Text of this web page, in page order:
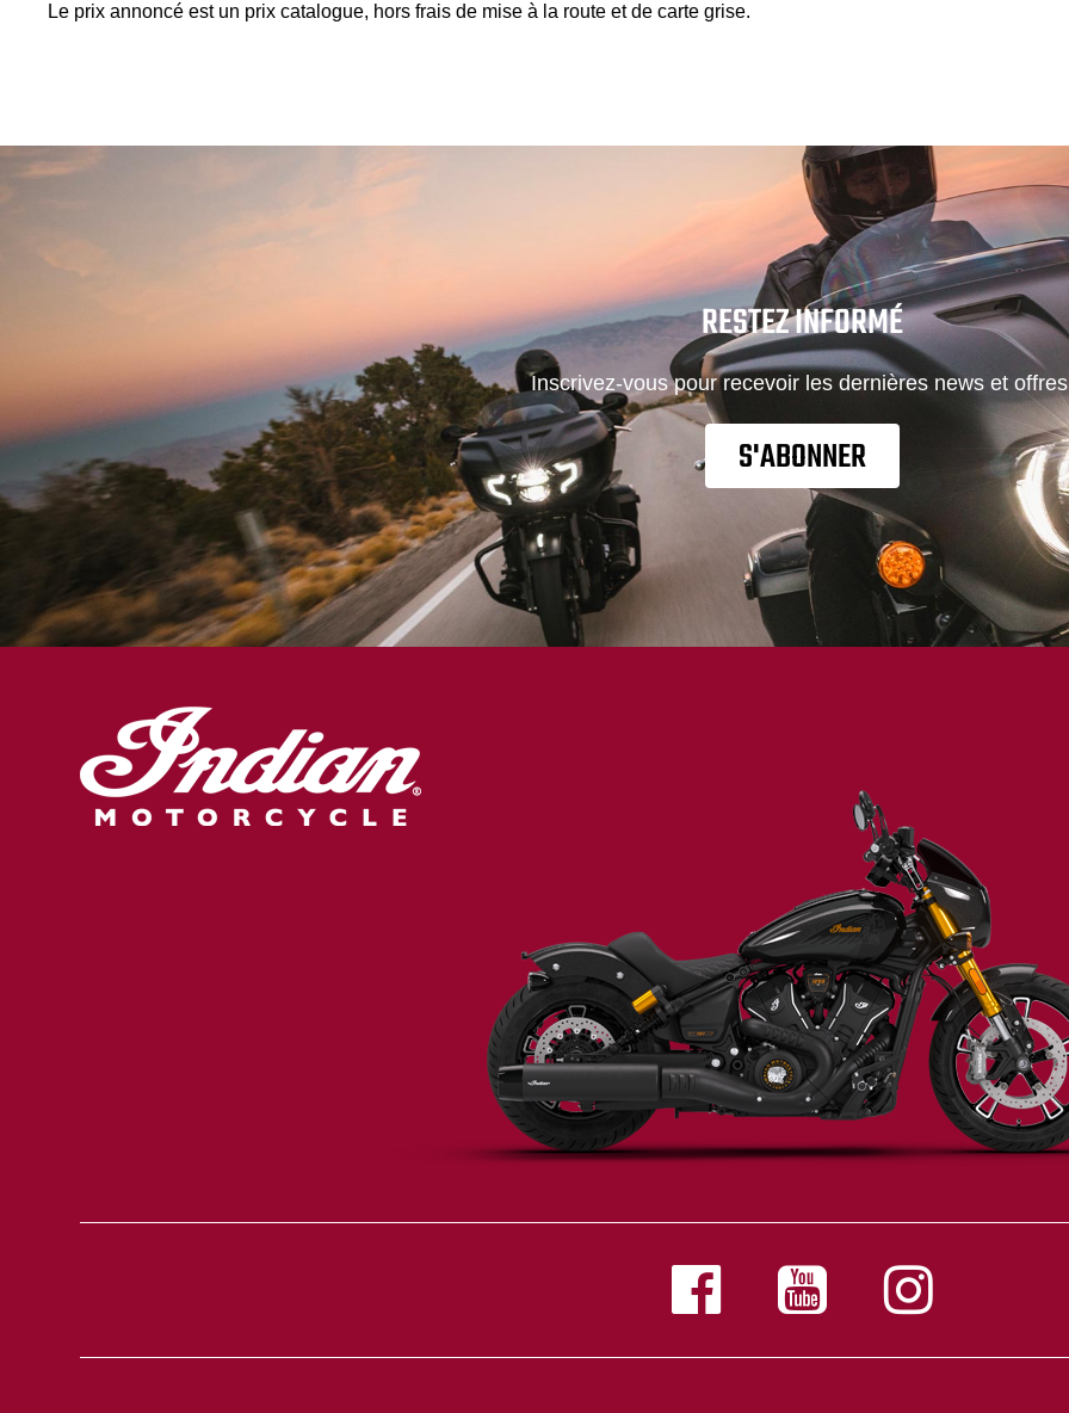
Le prix annoncé est un prix catalogue, hors frais de mise à la route et de carte grise.
RESTEZ INFORMÉ
Inscrivez-vous pour recevoir les dernières news et
S'ABONNER